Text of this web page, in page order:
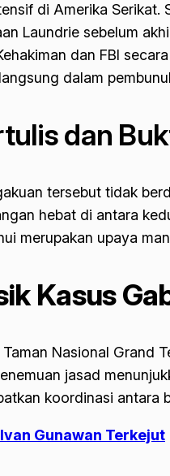
di Amerika
Laundrie sebelum
dan FBI
dalam
dan
tersebut tidak
hebat di antara
merupakan upaya
Kasus
Nasional Grand
jasad
koordinasi
Gunawan Terkejut